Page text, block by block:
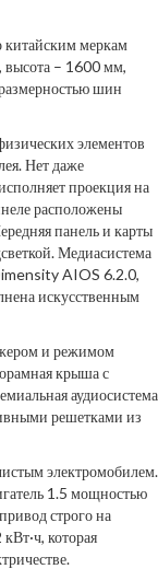
китайским меркам
– 1600 мм,
шин
элементов
Нет даже
проекция на
расположены
панель и карты
Медиасистема
AIOS 6.2.0,
искусственным
и режимом
крыша с
аудиосистема
решетками из
электромобилем.
1.5 мощностью
строго на
которая